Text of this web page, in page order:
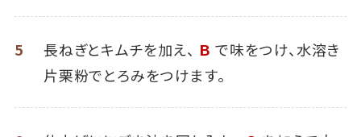
5 長ねぎとキムチを加え、 Ｂで味をつけ、水溶き
片栗粉でとろみをつけます。